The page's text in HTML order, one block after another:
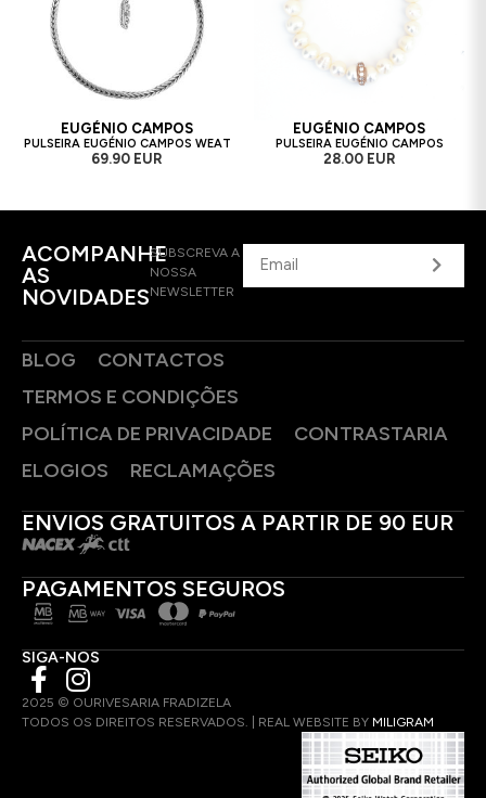
Usamos cookies para melhorar a experiência de navegação,
apresentar anúncios ou conteúdo personalizado e analisar
nosso tráfego. Ao clicar em "Aceitar tudo", concorda com o
uso de cookies. Política de Cookies
EUGÉNIO CAMPOS
PULSEIRA EUGÉNIO CAMPOS WEAT
69.90 EUR
EUGÉNIO CAMPOS
PULSEIRA EUGÉNIO CAMPOS
28.00 EUR
ACOMPANHE
AS
NOVIDADES
SUBSCREVA A
NOSSA
NEWSLETTER
BLOG
CONTACTOS
TERMOS E CONDIÇÕES
POLÍTICA DE PRIVACIDADE
CONTRASTARIA
ELOGIOS
RECLAMAÇÕES
ENVIOS GRATUITOS A PARTIR DE 90 EUR
PAGAMENTOS SEGUROS
SIGA-NOS
2025 © OURIVESARIA FRADIZELA
TODOS OS DIREITOS RESERVADOS. | REAL WEBSITE BY MILIGRAM